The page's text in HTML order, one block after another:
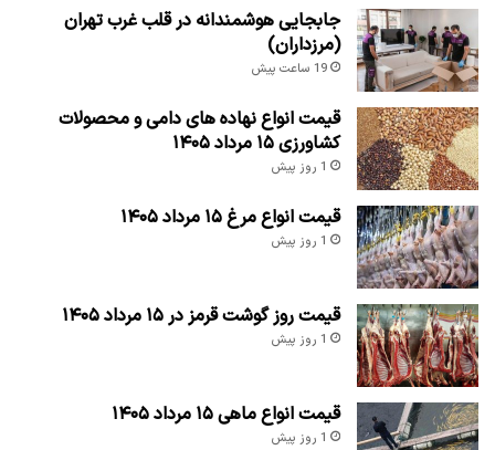
جابجایی هوشمندانه در قلب غرب تهران
(مرزداران)
19 ساعت پیش
قیمت انواع نهاده های دامی و محصولات
کشاورزی ۱۵ مرداد ۱۴۰۵
1 روز پیش
قیمت انواع مرغ ۱۵ مرداد ۱۴۰۵
1 روز پیش
قیمت روز گوشت قرمز در ۱۵ مرداد ۱۴۰۵
1 روز پیش
قیمت انواع ماهی ۱۵ مرداد ۱۴۰۵
1 روز پیش